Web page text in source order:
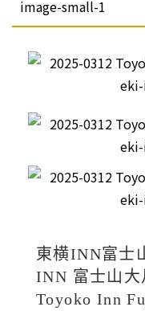
東横INN富士
INN 富士山大
Toyoko Inn